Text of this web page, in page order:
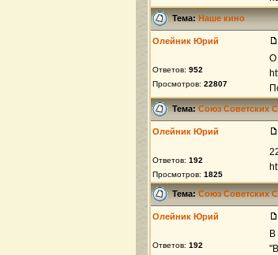
Тема:Наше кино
Олейник Юрий
Ответов: 952
Просмотров: 22807
О
Тема:Союз Советских
Олейник Юрий
Ответов: 192
Просмотров: 1825
Тема:Союз Советских
Олейник Юрий
Ответов: 192
В